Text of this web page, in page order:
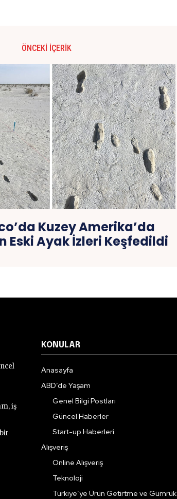
ÖNCEKI İÇERIK
Kuzey Amerika’da
Eski Ayak İzleri Keşfedildi
iş
KONULAR
Anasayfa
ABD’de Yaşam
Genel Bilgi Postları
Güncel Haberler
Start-up Haberleri
Alışveriş
Online Alışveriş
Teknoloji
Türkiye’ye Ürün Getirtme ve Gümrük